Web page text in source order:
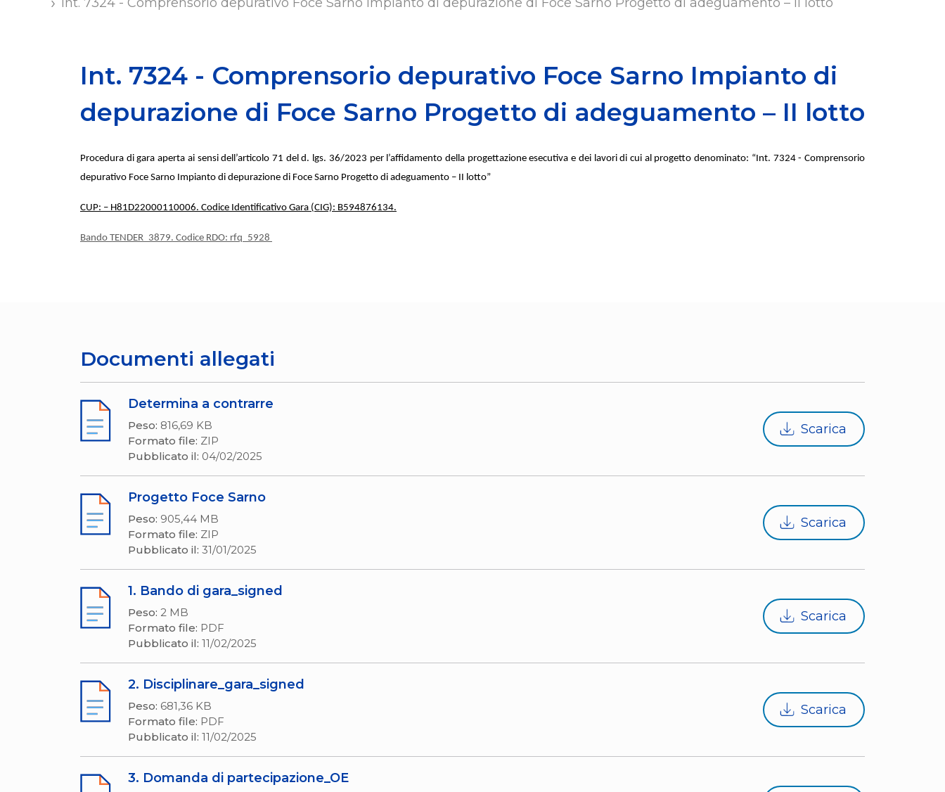
Int. 7324 - Comprensorio depurativo Foce Sarno Impianto di
depurazione di Foce Sarno Progetto di adeguamento – II lotto
Procedura di gara aperta ai sensi dell’articolo 71 del d. lgs. 36/2023 per l’affidamento della progettazione esecutiva e dei lavori di cui al progetto denominato: “Int. 7324 - Comprensorio
depurativo Foce Sarno Impianto di depurazione di Foce Sarno Progetto di adeguamento – II lotto”
CUP: – H81D22000110006. Codice Identificativo Gara (CIG): B594876134.
Bando TENDER_3879. Codice RDO: rfq_5928
Documenti allegati
Determina a contrarre
Peso: 816,69 KB
Formato file: ZIP
Pubblicato il: 04/02/2025
Scarica
Progetto Foce Sarno
Peso: 905,44 MB
Formato file: ZIP
Pubblicato il: 31/01/2025
Scarica
1. Bando di gara_signed
Peso: 2 MB
Formato file: PDF
Pubblicato il: 11/02/2025
Scarica
2. Disciplinare_gara_signed
Peso: 681,36 KB
Formato file: PDF
Pubblicato il: 11/02/2025
Scarica
3. Domanda di partecipazione_OE